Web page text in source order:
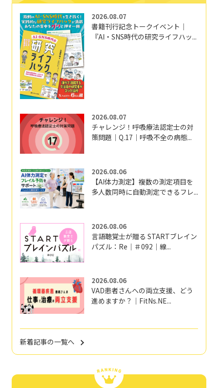
2026.08.07
書籍刊行記念トークイベント｜
『AI・SNS時代の研究ライフハッ...
2026.08.07
チャレンジ！呼吸療法認定士の対
策問題｜Q.17｜呼吸不全の病態...
2026.08.06
【AI体力測定】複数の測定項目を
多人数同時に自動測定できるフレ...
2026.08.06
言語聴覚士が贈る STARTブレイン
パズル：Re｜＃092｜線...
2026.08.06
VAD患者さんへの両立支援、どう
進めますか？｜FitNs.NE...
新着記事の一覧へ